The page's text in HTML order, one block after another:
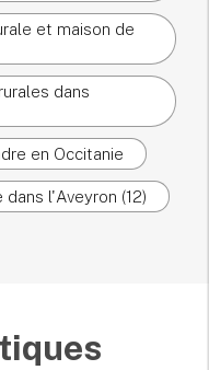
et maison de
dans
en Occitanie
l'Aveyron (12)